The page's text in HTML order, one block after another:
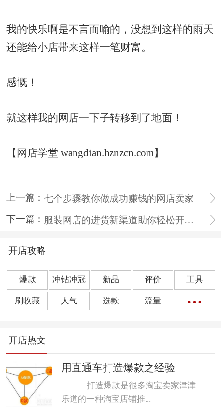
我的快乐啊是不言而喻的，没想到这样的雨天
还能给小店带来这样一笔财富。
感慨！
就这样我的网店一下子转移到了地面！
【网店学堂 wangdian.hznzcn.com】
上一篇：七个步骤教你做成功赚钱的网店卖家
下一篇：
服装网店的进货新渠道助你轻松开网店
开店攻略
爆款 冲钻冲冠 新品 评价 工具
刷收藏 人气 选款 流量
转化率
好评语 网店起名
开店热文
用直通车打造爆款之经验
打造爆款是很多淘宝卖家津津
乐道的一种淘宝店铺推...